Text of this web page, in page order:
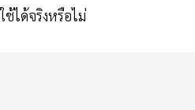
ช้ได้จริงหรือไม่